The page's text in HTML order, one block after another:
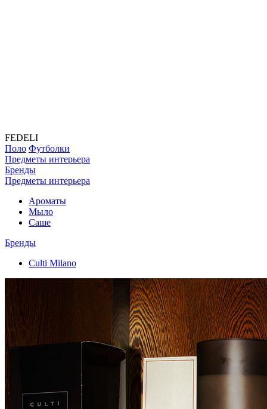
FEDELI
Поло Футболки
Предметы интерьера
Бренды
Предметы интерьера
Ароматы
Мыло
Саше
Бренды
Culti Milano